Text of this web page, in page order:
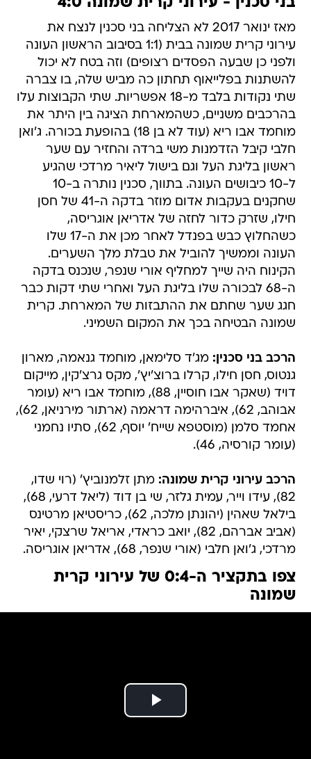
מאז ינואר 2017 לא הצליחה בני סכנין לנצח את
עירוני קרית שמונה בבית (1:1 בסיבוב הראשון העונה
ולפני כן שבעה הפסדים רצופים) וזה בטח לא יכול
להשתנות בפלייאוף תחתון כה מביש שלה, בו צברה
שתי נקודות בלבד מ-18 אפשריות. שתי הקבוצות עלו
בהרכבים משניים, כשהמארחת הציגה בין היתר את
מוחמד אבו ריא (עוד לא בן 18) בהופעת בכורה. ג'ואן
חלבי קיבל הזדמנות משי ברדה והחזיר עם שער
ראשון בליגת העל וגם בישול ליאיר מרדכי שהגיע
ל-10 כיבושים העונה. בתווך, סכנין נותרה ב-10
שחקנים בעקבות אדום מוזר בדקה ה-41 של חסן
חילו, שזרק כדור לחזה של אדריאן אוגריסה,
כשהחלוץ כבש בפנדל לאחר מכן את ה-17 שלו
העונה וממשיך להוביל את טבלת מלך השערים.
הקינוח היה שייך למחליף אורי שנפר, שנכנס בדקה
ה-68 לבכורה שלו בליגת העל ואחרי שתי דקות כבר
חגג שער שחתם את ההתבזות של המארחת. קרית
שמונה הבטיחה בכך את המקום השמיני.
הרכב בני סכנין: מג'ד סלימאן, מוחמד גנאמה, מארון
גנטוס, חסן חילו, קרלו ברוצ'יץ', מקס גרצ'קין, מייקום
דויד (שאקר אבו חוסיין, 88), מוחמד אבו ריא (עומר
אבוהב, 62), איברהימה דראמה (ארתור מירניאן, 62),
אחמד סלמן (מוסטפא שייח' יוסף, 62), סתיו נחמני
(עומר קורסיה, 46).
הרכב עירוני קרית שמונה: מתן זלמנוביץ' (רוי שדו,
82), עידו וייר, עמית גלזר, שי בן דוד (ליאל דרעי, 68),
בילאל שאהין (יהונתן מלכה, 62), כריסטיאן מרטינס
(אביב אברהם, 82), יואב כראדי, אריאל שרצקי, יאיר
מרדכי, ג'ואן חלבי (אורי שנפר, 68), אדריאן אוגריסה.
צפו בתקציר ה-0:4 של עירוני קרית
שמונה